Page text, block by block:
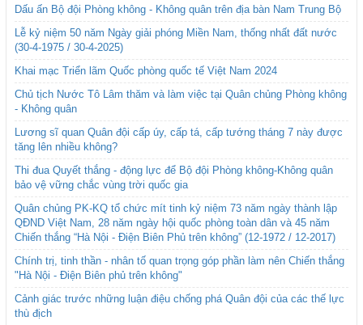
Dấu ấn Bộ đội Phòng không - Không quân trên địa bàn Nam Trung Bộ
Lễ kỷ niệm 50 năm Ngày giải phóng Miền Nam, thống nhất đất nước
(30-4-1975 / 30-4-2025)
Khai mạc Triển lãm Quốc phòng quốc tế Việt Nam 2024
Chủ tịch Nước Tô Lâm thăm và làm việc tại Quân chủng Phòng không
- Không quân
Lương sĩ quan Quân đội cấp úy, cấp tá, cấp tướng tháng 7 này được
tăng lên nhiều không?
Thi đua Quyết thắng - động lực để Bộ đội Phòng không-Không quân
bảo vệ vững chắc vùng trời quốc gia
Quân chủng PK-KQ tổ chức mít tinh kỷ niệm 73 năm ngày thành lập
QĐND Việt Nam, 28 năm ngày hội quốc phòng toàn dân và 45 năm
Chiến thắng “Hà Nội - Điện Biên Phủ trên không” (12-1972 / 12-2017)
Chính trị, tinh thần - nhân tố quan trọng góp phần làm nên Chiến thắng
"Hà Nội - Điện Biên phủ trên không"
Cảnh giác trước những luận điệu chống phá Quân đội của các thế lực
thù địch